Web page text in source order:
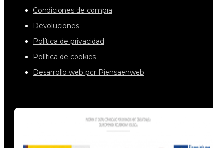
Condiciones de compra
Devoluciones
Política de privacidad
Política de cookies
Desarrollo web por Piensaenweb